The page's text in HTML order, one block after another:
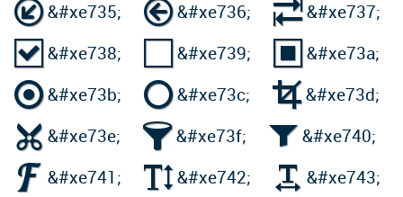
&#xe735; &#xe736; &#xe737;
 &#xe738; &#xe739;  &#xe73a;
&#xe73b; &#xe73c; &#xe73d;
 &#xe73e; &#xe73f; &#xe740;
 &#xe741; &#xe742;  &#xe743;